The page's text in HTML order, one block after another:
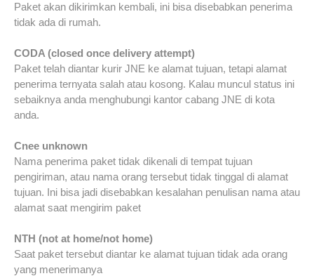
Paket akan dikirimkan kembali, ini bisa disebabkan penerima
tidak ada di rumah.
CODA (closed once delivery attempt)
Paket telah diantar kurir JNE ke alamat tujuan, tetapi alamat
penerima ternyata salah atau kosong. Kalau muncul status ini
sebaiknya anda menghubungi kantor cabang JNE di kota
anda.
Cnee unknown
Nama penerima paket tidak dikenali di tempat tujuan
pengiriman, atau nama orang tersebut tidak tinggal di alamat
tujuan. Ini bisa jadi disebabkan kesalahan penulisan nama atau
alamat saat mengirim paket
NTH (not at home/not home)
Saat paket tersebut diantar ke alamat tujuan tidak ada orang
yang menerimanya